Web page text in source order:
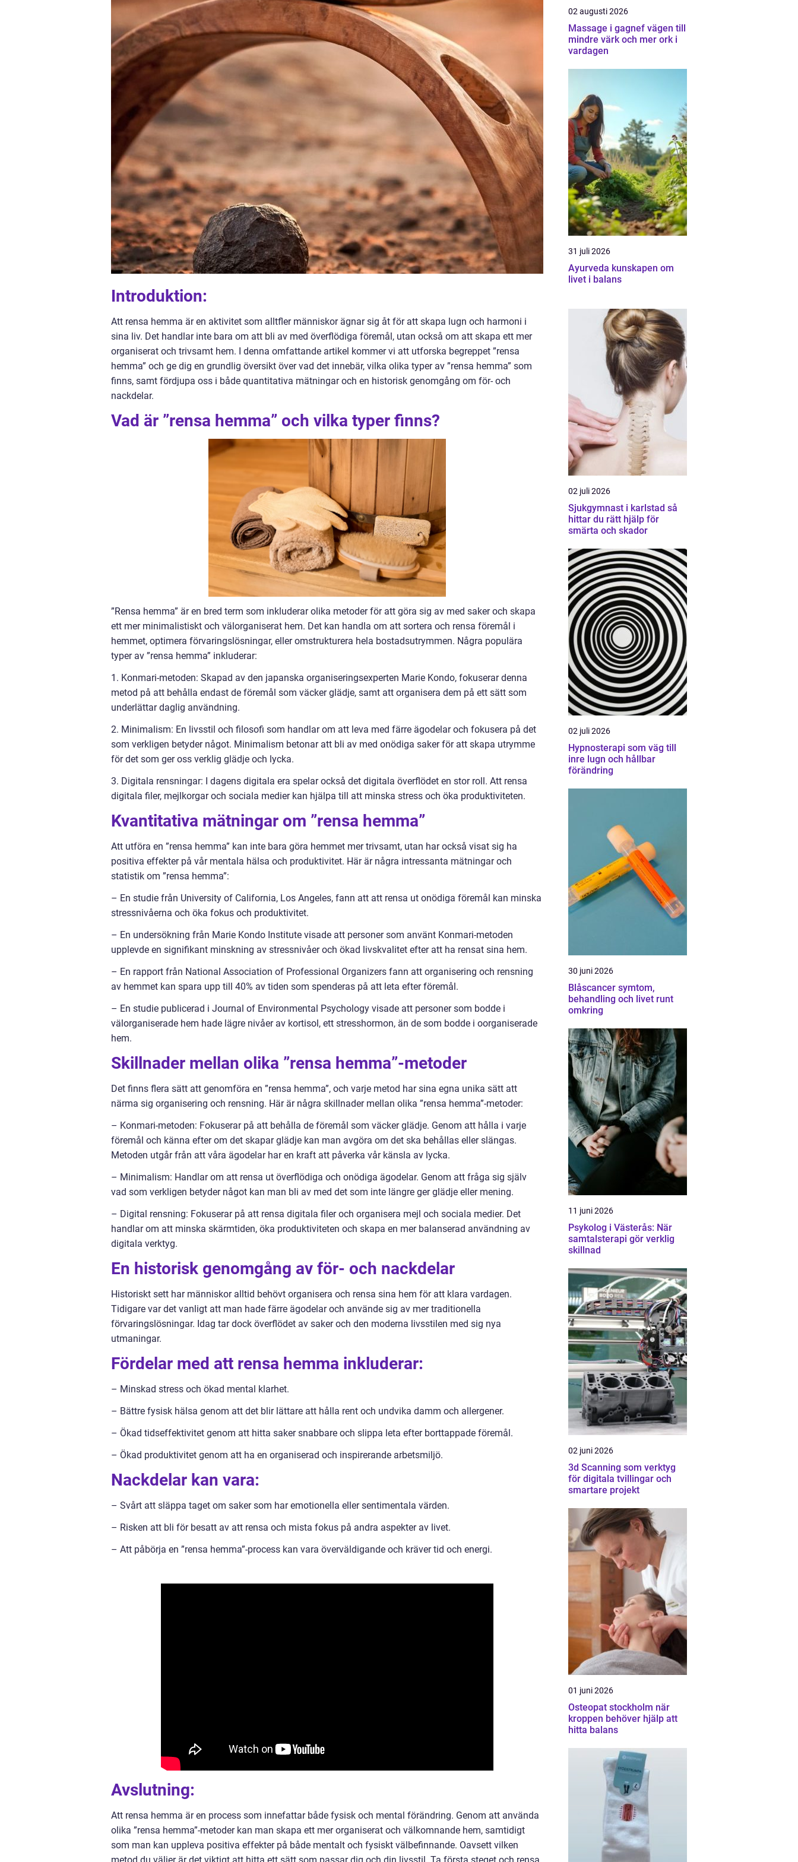
Introduktion:
Att rensa hemma är en aktivitet som alltfler människor ägnar sig åt för att skapa lugn och harmoni i
sina liv. Det handlar inte bara om att bli av med överflödiga föremål, utan också om att skapa ett mer
organiserat och trivsamt hem. I denna omfattande artikel kommer vi att utforska begreppet ”rensa
hemma” och ge dig en grundlig översikt över vad det innebär, vilka olika typer av ”rensa hemma” som
finns, samt fördjupa oss i både quantitativa mätningar och en historisk genomgång om för- och
nackdelar.
Vad är ”rensa hemma” och vilka typer finns?
”Rensa hemma” är en bred term som inkluderar olika metoder för att göra sig av med saker och skapa
ett mer minimalistiskt och välorganiserat hem. Det kan handla om att sortera och rensa föremål i
hemmet, optimera förvaringslösningar, eller omstrukturera hela bostadsutrymmen. Några populära
typer av ”rensa hemma” inkluderar:
1. Konmari-metoden: Skapad av den japanska organiseringsexperten Marie Kondo, fokuserar denna
metod på att behålla endast de föremål som väcker glädje, samt att organisera dem på ett sätt som
underlättar daglig användning.
2. Minimalism: En livsstil och filosofi som handlar om att leva med färre ägodelar och fokusera på det
som verkligen betyder något. Minimalism betonar att bli av med onödiga saker för att skapa utrymme
för det som ger oss verklig glädje och lycka.
3. Digitala rensningar: I dagens digitala era spelar också det digitala överflödet en stor roll. Att rensa
digitala filer, mejlkorgar och sociala medier kan hjälpa till att minska stress och öka produktiviteten.
Kvantitativa mätningar om ”rensa hemma”
Att utföra en ”rensa hemma” kan inte bara göra hemmet mer trivsamt, utan har också visat sig ha
positiva effekter på vår mentala hälsa och produktivitet. Här är några intressanta mätningar och
statistik om ”rensa hemma”:
– En studie från University of California, Los Angeles, fann att att rensa ut onödiga föremål kan minska
stressnivåerna och öka fokus och produktivitet.
– En undersökning från Marie Kondo Institute visade att personer som använt Konmari-metoden
upplevde en signifikant minskning av stressnivåer och ökad livskvalitet efter att ha rensat sina hem.
– En rapport från National Association of Professional Organizers fann att organisering och rensning
av hemmet kan spara upp till 40% av tiden som spenderas på att leta efter föremål.
– En studie publicerad i Journal of Environmental Psychology visade att personer som bodde i
välorganiserade hem hade lägre nivåer av kortisol, ett stresshormon, än de som bodde i oorganiserade
hem.
Skillnader mellan olika ”rensa hemma”-metoder
Det finns flera sätt att genomföra en ”rensa hemma”, och varje metod har sina egna unika sätt att
närma sig organisering och rensning. Här är några skillnader mellan olika ”rensa hemma”-metoder:
– Konmari-metoden: Fokuserar på att behålla de föremål som väcker glädje. Genom att hålla i varje
föremål och känna efter om det skapar glädje kan man avgöra om det ska behållas eller slängas.
Metoden utgår från att våra ägodelar har en kraft att påverka vår känsla av lycka.
– Minimalism: Handlar om att rensa ut överflödiga och onödiga ägodelar. Genom att fråga sig själv
vad som verkligen betyder något kan man bli av med det som inte längre ger glädje eller mening.
– Digital rensning: Fokuserar på att rensa digitala filer och organisera mejl och sociala medier. Det
handlar om att minska skärmtiden, öka produktiviteten och skapa en mer balanserad användning av
digitala verktyg.
En historisk genomgång av för- och nackdelar
Historiskt sett har människor alltid behövt organisera och rensa sina hem för att klara vardagen.
Tidigare var det vanligt att man hade färre ägodelar och använde sig av mer traditionella
förvaringslösningar. Idag tar dock överflödet av saker och den moderna livsstilen med sig nya
utmaningar.
Fördelar med att rensa hemma inkluderar:
– Minskad stress och ökad mental klarhet.
– Bättre fysisk hälsa genom att det blir lättare att hålla rent och undvika damm och allergener.
– Ökad tidseffektivitet genom att hitta saker snabbare och slippa leta efter borttappade föremål.
– Ökad produktivitet genom att ha en organiserad och inspirerande arbetsmiljö.
Nackdelar kan vara:
– Svårt att släppa taget om saker som har emotionella eller sentimentala värden.
– Risken att bli för besatt av att rensa och mista fokus på andra aspekter av livet.
– Att påbörja en ”rensa hemma”-process kan vara överväldigande och kräver tid och energi.
Avslutning:
Att rensa hemma är en process som innefattar både fysisk och mental förändring. Genom att använda
olika ”rensa hemma”-metoder kan man skapa ett mer organiserat och välkomnande hem, samtidigt
som man kan uppleva positiva effekter på både mentalt och fysiskt välbefinnande. Oavsett vilken
02 augusti 2026
Massage i gagnef vägen till
mindre värk och mer ork i
vardagen
31 juli 2026
Ayurveda kunskapen om
livet i balans
02 juli 2026
Sjukgymnast i karlstad så
hittar du rätt hjälp för
smärta och skador
02 juli 2026
Hypnosterapi som väg till
inre lugn och hållbar
förändring
30 juni 2026
Blåscancer symtom,
behandling och livet runt
omkring
11 juni 2026
Psykolog i Västerås: När
samtalsterapi gör verklig
skillnad
02 juni 2026
3d Scanning som verktyg
för digitala tvillingar och
smartare projekt
01 juni 2026
Osteopat stockholm när
kroppen behöver hjälp att
hitta balans